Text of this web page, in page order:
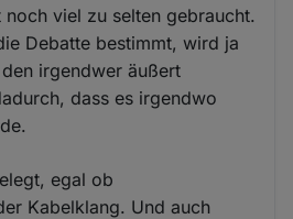
viel zu selten gebraucht.
Debatte bestimmt, wird ja
irgendwer äußert
dass es irgendwo
egal ob
Kabelklang. Und auch